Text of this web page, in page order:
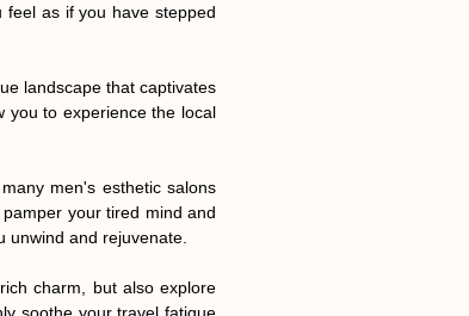
as if you have stepped
landscape that captivates
you to experience the local
men's esthetic salons
your tired mind and
unwind and rejuvenate.
charm, but also explore
soothe your travel fatigue